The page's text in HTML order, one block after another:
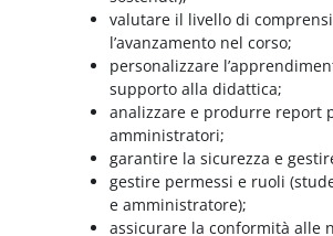
valutare il livello di
l’avanzamento nel corso;
personalizzare
supporto alla didattica;
analizzare e produrre report
amministratori;
garantire la sicurezza e
gestire permessi e ruoli
e amministratore);
assicurare la conformità alle